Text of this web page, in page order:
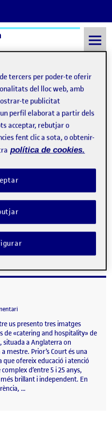
2023
Major
el Registre 7, La Festa Major
registre 7 us faré 5 cèntims de
respira la felicitat a l’ambient,
poble. Els carrers es
en té tota la culpa, es fa
el Registre 7
us presento tres imatges
de «catering and hospitality» de
situada a Anglaterra on
mestre. Prior’s Court és una
ofereix educació i atenció
d’entre 5 i 25 anys,
brillant i independent. En
…
tercers per poder-te oferir
del lloc web, amb
te publicitat
perfil elaborat a partir dels
acceptar, rebutjar o
fent clic a sota, o obtenir-
política de cookies.